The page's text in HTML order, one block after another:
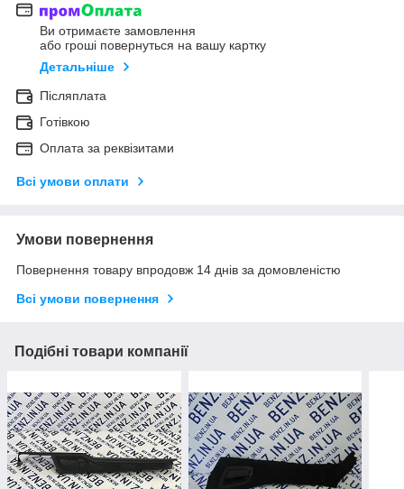
Ви отримаєте замовлення
або гроші повернуться на вашу картку
Детальніше
Післяплата
Готівкою
Оплата за реквізитами
Всі умови оплати
Умови повернення
Повернення товару впродовж 14 днів за домовленістю
Всі умови повернення
Подібні товари компанії